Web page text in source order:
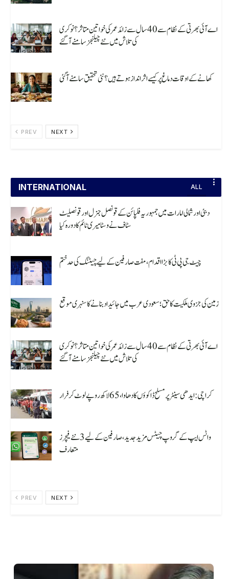
اے آئی بھرتی کے نظام سے 40 سال سے زائد عمر کی خواتین متاثر؟ نوکری
کی تلاش میں نئے چیلنجز سامنے آ گئے
کھانے کے اوقات دماغ پر کیسے اثر انداز ہوتے ہیں؟ نئی تحقیق سامنے آگئی
PREV NEXT
INTERNATIONAL ALL
دبئی اور شمالی امارات میں جمہوریہ فلپائن کے قونصل جنرل اور قونصلیٹ
سٹاف نے وسٹا میری ٹائم کا دورہ کیا
چیٹ جی پی ٹی کا بڑا اقدام، مفت صارفین کے لیے چیٹنگ کی حد ختم
زمین کی جزوی ملکیت کا حق؛ سعودی عرب میں جائیداد بنانے کا سنہری موقع
اے آئی بھرتی کے نظام سے 40 سال سے زائد عمر کی خواتین متاثر؟ نوکری
کی تلاش میں نئے چیلنجز سامنے آ گئے
کراچی: ایدھی سینٹر پر مسلح ڈاکوؤں کا دھاوا، 65 لاکھ روپے لوٹ کر فرار
واٹس ایپ کے گروپ چیٹس مزید جدید، صارفین کے لیے 3 نئے فیچرز
متعارف
PREV NEXT